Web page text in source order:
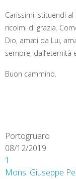
Carissimi istituendi
ricolmi di grazia.
Dio, amati da Lui,
sempre,
Buon cammino.
Portogruaro
08/12/2019
1
Mons. Giuseppe